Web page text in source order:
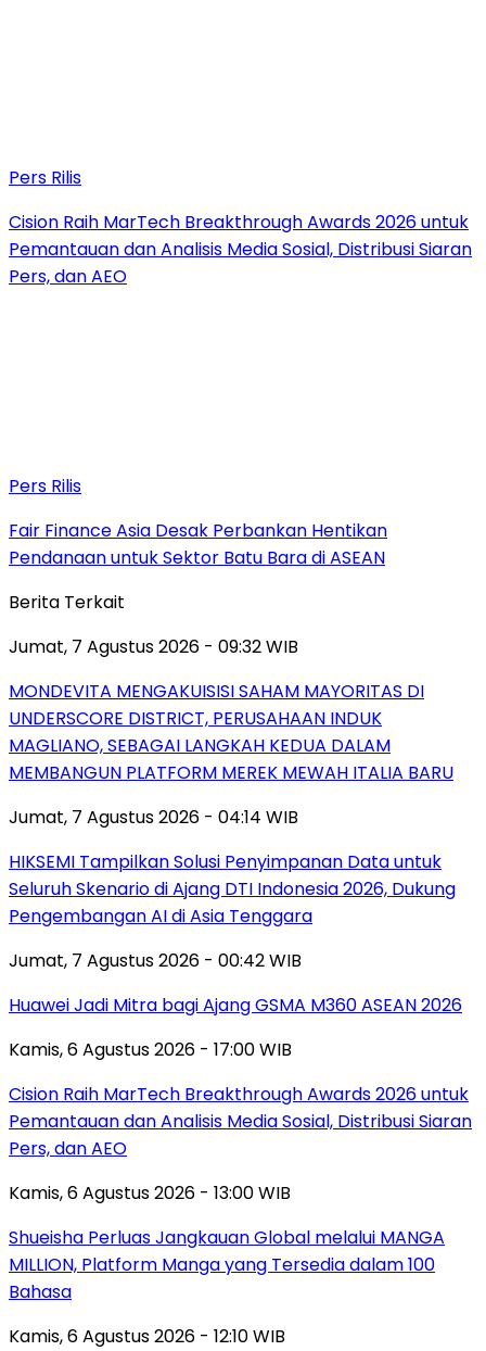
Pers Rilis
Cision Raih MarTech Breakthrough Awards 2026 untuk
Pemantauan dan Analisis Media Sosial, Distribusi Siaran
Pers, dan AEO
Pers Rilis
Fair Finance Asia Desak Perbankan Hentikan
Pendanaan untuk Sektor Batu Bara di ASEAN
Berita Terkait
Jumat, 7 Agustus 2026 - 09:32 WIB
MONDEVITA MENGAKUISISI SAHAM MAYORITAS DI
UNDERSCORE DISTRICT, PERUSAHAAN INDUK
MAGLIANO, SEBAGAI LANGKAH KEDUA DALAM
MEMBANGUN PLATFORM MEREK MEWAH ITALIA BARU
Jumat, 7 Agustus 2026 - 04:14 WIB
HIKSEMI Tampilkan Solusi Penyimpanan Data untuk
Seluruh Skenario di Ajang DTI Indonesia 2026, Dukung
Pengembangan AI di Asia Tenggara
Jumat, 7 Agustus 2026 - 00:42 WIB
Huawei Jadi Mitra bagi Ajang GSMA M360 ASEAN 2026
Kamis, 6 Agustus 2026 - 17:00 WIB
Cision Raih MarTech Breakthrough Awards 2026 untuk
Pemantauan dan Analisis Media Sosial, Distribusi Siaran
Pers, dan AEO
Kamis, 6 Agustus 2026 - 13:00 WIB
Shueisha Perluas Jangkauan Global melalui MANGA
MILLION, Platform Manga yang Tersedia dalam 100
Bahasa
Kamis, 6 Agustus 2026 - 12:10 WIB